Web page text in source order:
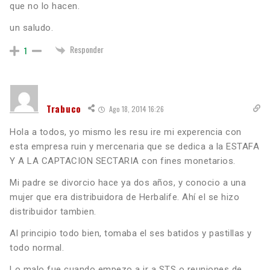
que no lo hacen.
un saludo.
1 Responder
Trabuco Ago 18, 2014 16:26
Hola a todos, yo mismo les resu ire mi experencia con
esta empresa ruin y mercenaria que se dedica a la ESTAFA
Y A LA CAPTACION SECTARIA con fines monetarios.
Mi padre se divorcio hace ya dos años, y conocio a una
mujer que era distribuidora de Herbalife. Ahí el se hizo
distribuidor tambien.
Al principio todo bien, tomaba el ses batidos y pastillas y
todo normal.